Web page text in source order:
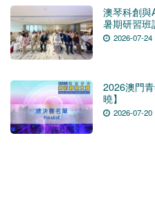
澳琴科創與
暑期研習
2026-07-24
2026澳門
曉】
2026-07-20